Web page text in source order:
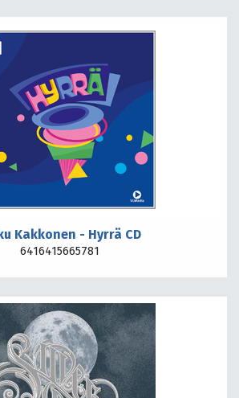
Kakkonen - Hyrrä CD
6416415665781